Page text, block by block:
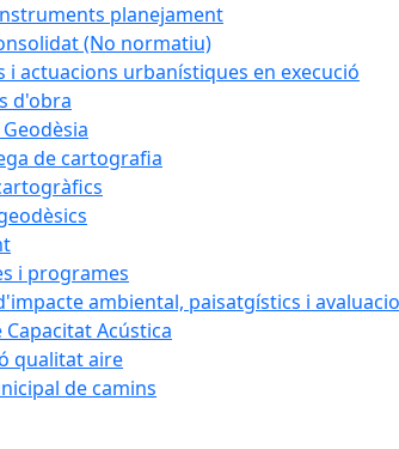
planejament
(No normatiu)
i actuacions urbanístiques en execució
d'obra
de cartografia
i programes
ambiental, paisatgístics i
Capacitat Acústica
qualitat aire
de camins